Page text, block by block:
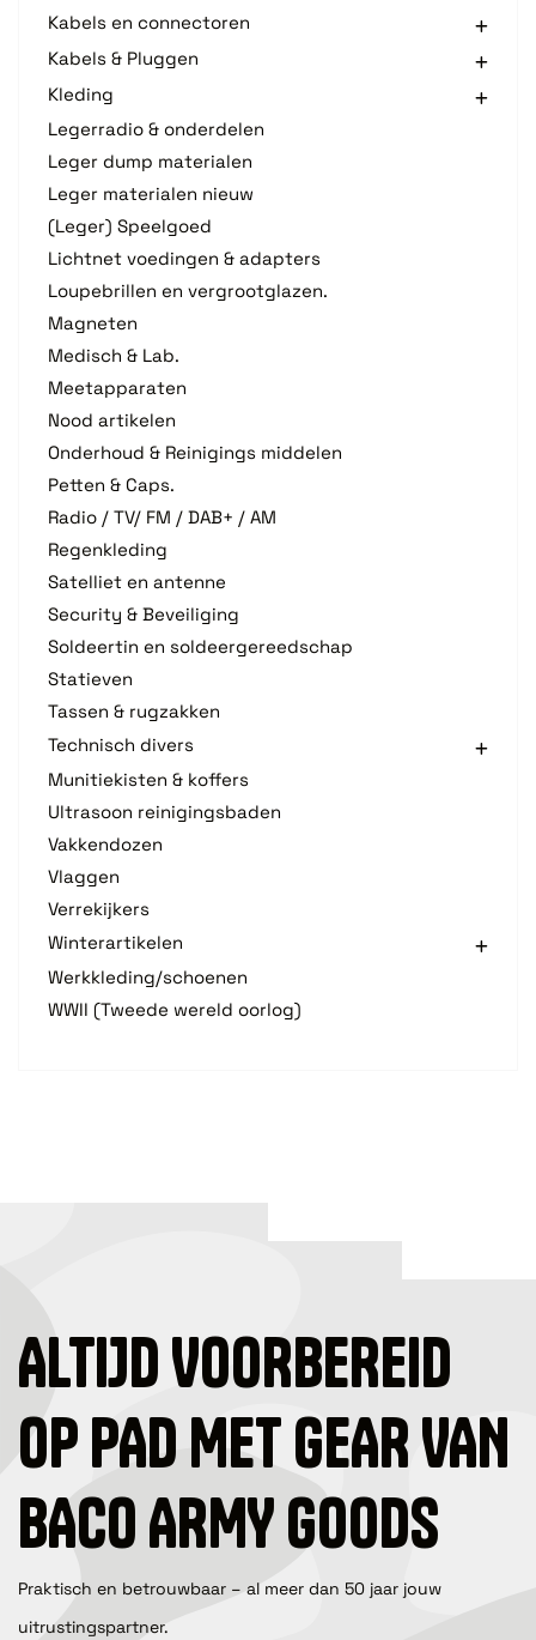
Kabels en connectoren
Kabels & Pluggen
Kleding
Legerradio & onderdelen
Leger dump materialen
Leger materialen nieuw
(Leger) Speelgoed
Lichtnet voedingen & adapters
Loupebrillen en vergrootglazen.
Magneten
Medisch & Lab.
Meetapparaten
Nood artikelen
Onderhoud & Reinigings middelen
Petten & Caps.
Radio / TV/ FM / DAB+ / AM
Regenkleding
Satelliet en antenne
Security & Beveiliging
Soldeertin en soldeergereedschap
Statieven
Tassen & rugzakken
Technisch divers
Munitiekisten & koffers
Ultrasoon reinigingsbaden
Vakkendozen
Vlaggen
Verrekijkers
Winterartikelen
Werkkleding/schoenen
WWII (Tweede wereld oorlog)
ALTIJD VOORBEREID
OP PAD MET GEAR VAN
BACO ARMY GOODS
Praktisch en betrouwbaar – al meer dan 50 jaar jouw
uitrustingspartner.